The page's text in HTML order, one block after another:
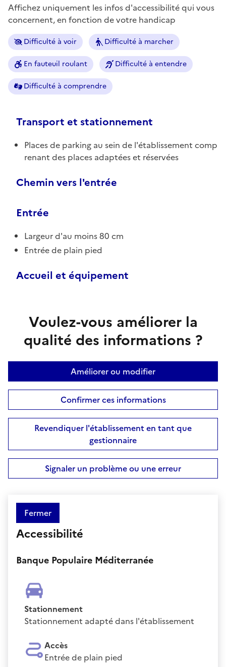
Affichez uniquement les infos d'accessibilité qui vous
concernent, en fonction de votre handicap
Difficulté à voir Difficulté à marcher
En fauteuil roulant Difficulté à entendre
Difficulté à comprendre
Transport et stationnement
Places de parking au sein de l'établissement comp
renant des places adaptées et réservées
Chemin vers l'entrée
Entrée
Largeur d'au moins 80 cm
Entrée de plain pied
Accueil et équipement
Voulez-vous améliorer la
qualité des informations ?
Améliorer ou modifier
Confirmer ces informations
Revendiquer l'établissement en tant que
gestionnaire
Signaler un problème ou une erreur
Fermer
Accessibilité
Banque Populaire Méditerranée
Stationnement
Stationnement adapté dans l'établissement
Accès
Entrée de plain pied